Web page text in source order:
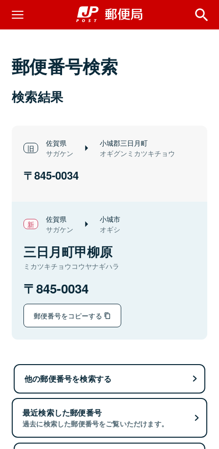
郵便番号検索
検索結果
佐賀県
サガケン
小城郡三日月町
オギグンミカツキチョウ
845-0034
佐賀県
サガケン
小城市
オギシ
三日月町甲柳原
ミカツキチョウコウヤナギハラ
845-0034
郵便番号をコピーする
他の郵便番号を検索する
最近検索した郵便番号
過去に検索した郵便番号をご覧いただけます。